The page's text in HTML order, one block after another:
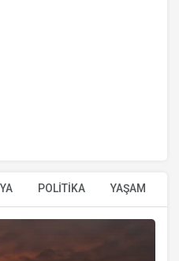
POLİTİKA YAŞAM